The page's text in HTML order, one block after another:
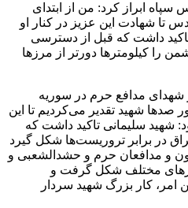
ابراز کرد: من از ابتدای
تا شهادت این عزیز در کنار او
داشت که قبل از دسترسی
را کیلومترها دورتر از مرزها
شهدای مدافع حرم در سوریه
صدها شهید تقدیر می‌کردیم تا این
شهید سلیمانی تاکید داشت که
در برابر تروریست‌ها شکل گیرد
و مدافعان حرم و حشدالشعبی و
مختلف شکل گرفت و
امر، کار بزرگ شهید سردار